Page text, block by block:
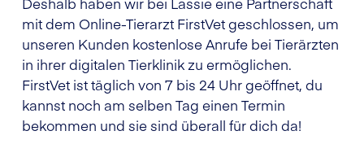
mit dem Online-Tierarzt FirstVet geschlossen, um
unseren Kunden kostenlose Anrufe bei Tierärzten
in ihrer digitalen Tierklinik zu ermöglichen.
FirstVet ist täglich von 7 bis 24 Uhr geöffnet, du
kannst noch am selben Tag einen Termin
bekommen und sie sind überall für dich da!